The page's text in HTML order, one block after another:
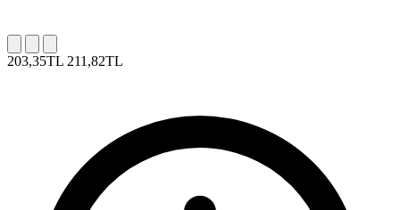
203,35TL 211,82TL